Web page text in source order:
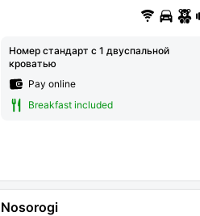
Номер стандарт с 1 двуспальной
кроватью
Pay online
Breakfast included
Nosorogi